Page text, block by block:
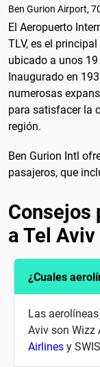
Ben Gurion Airport,
El Aeropuerto
TLV, es el
ubicado a unos
Inaugurado en
numerosas
para satisfacer la
región.
Ben Gurion Intl
pasajeros, que
Consejos
a Tel Aviv
¿Cuales
Las
Aviv son Wizz
Airlines y